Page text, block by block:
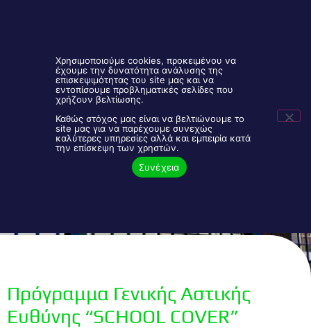
Είσοδος Συνεργατών 2106843888
Πρόγραμμα Γενικής Αστικής Ευθύνης ”
SCHOOL COVER”
Πρόγραμμα Γενικής Αστικής
Ευθύνης “SCHOOL COVER”
Χρησιμοποιούμε cookies, προκειμένου να
έχουμε την δυνατότητα ανάλυσης της
επισκεψιμότητας του site μας και να
εντοπίσουμε προβληματικές σελίδες που
χρήζουν βελτίωσης.
Καθώς στόχος μας είναι να βελτιώνουμε το
site μας για να παρέχουμε συνεχώς
καλύτερες υπηρεσίες αλλά και εμπειρία κατά
την επίσκεψη των χρηστών.
Συνέχεια